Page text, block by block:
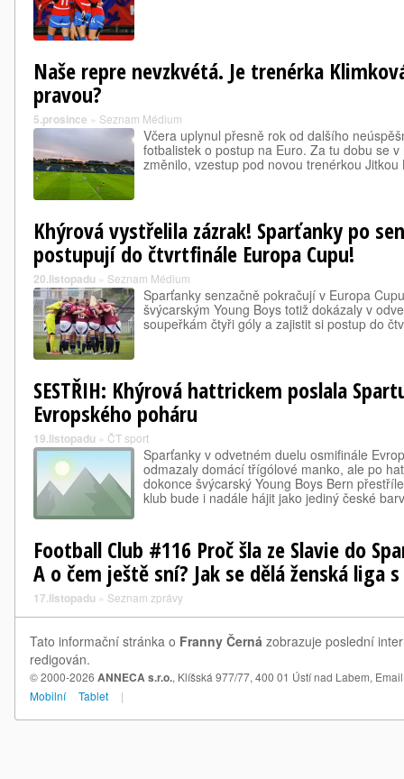
Naše repre nevzkvétá. Je trenérka
pravou?
5.prosince » Seznam Médium
Včera uplynul přesně rok od dalšího
fotbalistek o postup na Euro. Za tu dobu se
změnilo, vzestup pod novou trenérkou
Khýrová vystřelila zázrak! Sparťanky po
postupují do čtvrtfinále Europa Cupu!
20.listopadu » Seznam Médium
Sparťanky senzačně pokračují v Europa
švýcarským Young Boys totiž dokázaly v
soupeřkám čtyři góly a zajistit si postup do
SESTŘIH: Khýrová hattrickem poslala
Evropského poháru
19.listopadu » ČT sport
Sparťanky v odvetném duelu osmifinále
odmazaly domácí třígólové manko, ale po
dokonce švýcarský Young Boys Bern
klub bude i nadále hájit jako jediný české
Football Club #116 Proč šla ze Slavie do
A o čem ještě sní? Jak se dělá ženská liga
17.listopadu » Seznam zprávy
Tato informační stránka o Franny Černá zobrazuje poslední
redigován.
© 2000-2026 ANNECA s.r.o., Klíšská 977/77, 400 01 Ústí nad Labem,
Mobilní
Tablet |